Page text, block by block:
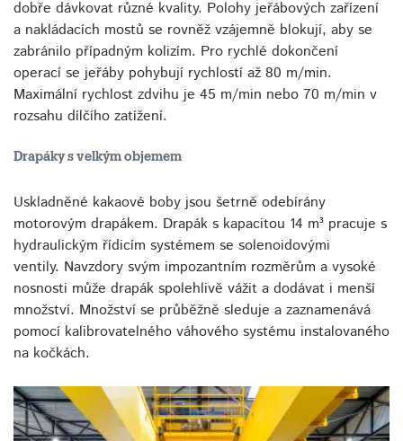
dobře dávkovat různé kvality. Polohy jeřábových zařízení
a nakládacích mostů se rovněž vzájemně blokují, aby se
zabránilo případným kolizím. Pro rychlé dokončení
operací se jeřáby pohybují rychlostí až 80 m/min.
Maximální rychlost zdvihu je 45 m/min nebo 70 m/min v
rozsahu dílčího zatížení.
Drapáky s velkým objemem
Uskladněné kakaové boby jsou šetrně odebírány
motorovým drapákem. Drapák s kapacitou 14 m³ pracuje s
hydraulickým řídicím systémem se solenoidovými
ventily. Navzdory svým impozantním rozměrům a vysoké
nosnosti může drapák spolehlivě vážit a dodávat i menší
množství. Množství se průběžně sleduje a zaznamenává
pomocí kalibrovatelného váhového systému instalovaného
na kočkách.